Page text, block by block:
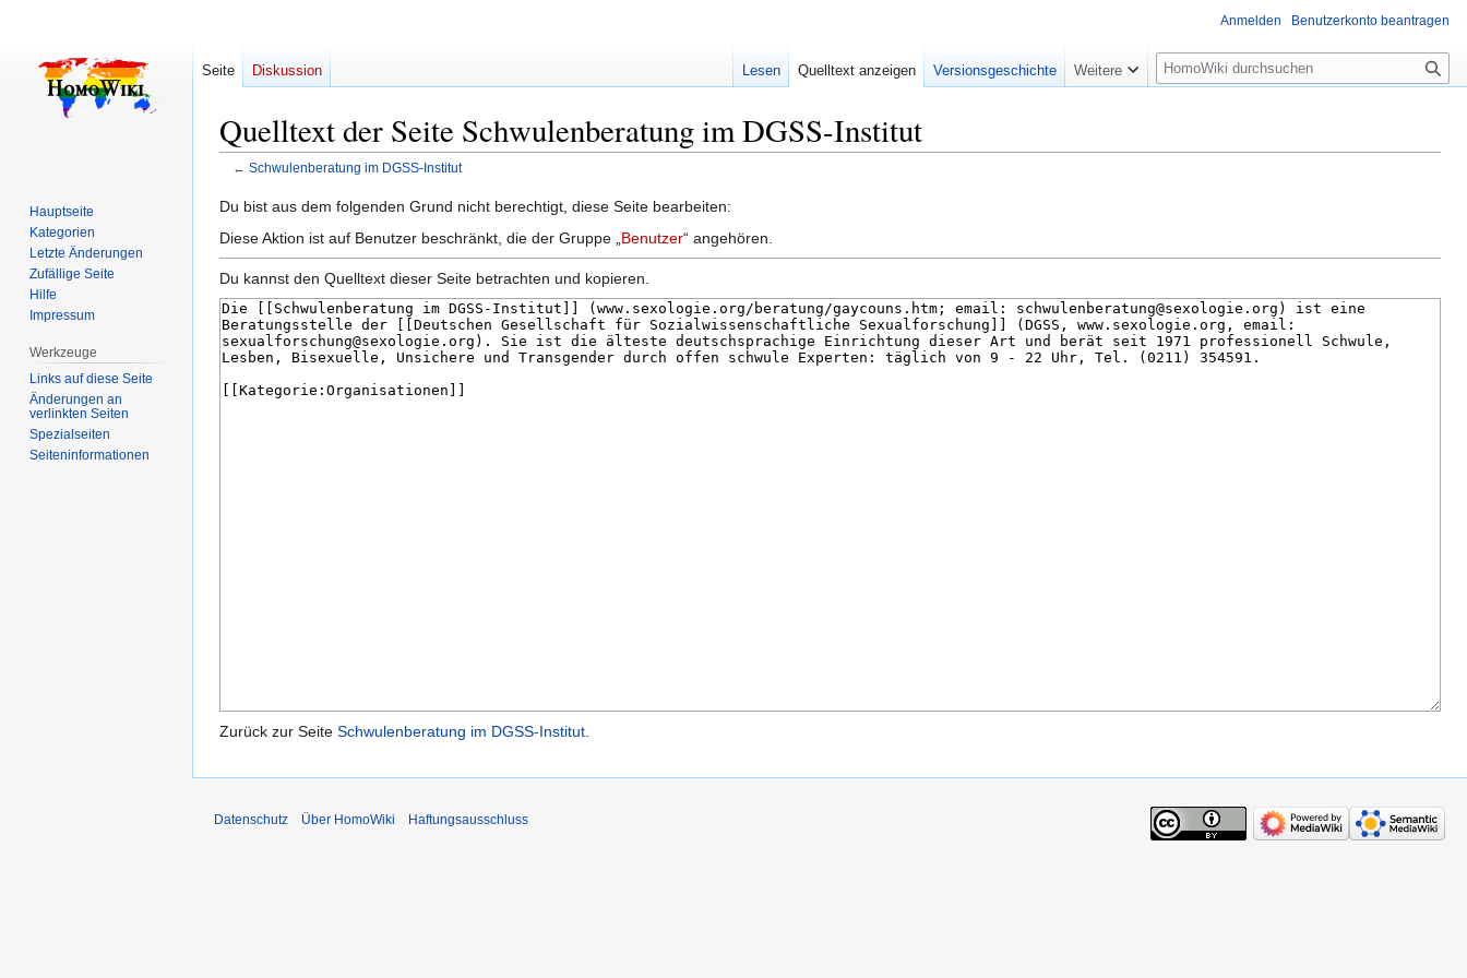
Quelltext der Seite Schwulenberatung im DGSS-Institut
← Schwulenberatung im DGSS-Institut
Zur
Navigation
Zur
Suche
Du bist aus dem folgenden Grund nicht berechtigt, diese Seite bearbeiten:
Diese Aktion ist auf Benutzer beschränkt, die der Gruppe „ Benutzer“ angehören.
Du kannst den Quelltext dieser Seite betrachten und kopieren.
Zurück zur Seite Schwulenberatung im DGSS-Institut.
Anmelden Benutzerkonto beantragen
Seite Diskussion Lesen Quelltext anzeigen Versionsgeschichte Weitere
Suche
Hauptseite
Kategorien
Letzte Änderungen
Zufällige Seite
Hilfe
Impressum
Werkzeuge
Links auf diese Seite
Änderungen an
verlinkten Seiten
Spezialseiten
Seiten­­informationen
Datenschutz Über HomoWiki Haftungsausschluss